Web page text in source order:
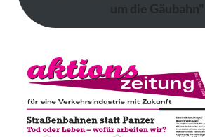
um die Gäubahn"